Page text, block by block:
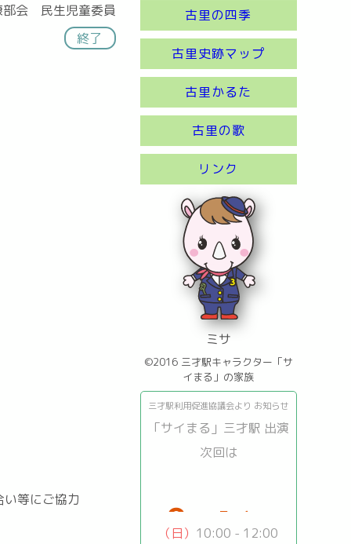
部会 民生児童委員
終了
等にご協力
古里の四季
古里史跡マップ
古里かるた
古里の歌
リンク
ミサ
©2016 三才駅キャラクター「サ
イまる」の家族
三才駅利用促進協議会より お知らせ
「サイまる」三才駅 出演
次回は
8
（日） 10:00 - 12:00